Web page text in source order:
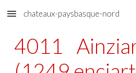
Skip to main content
chateaux-paysbasque-nord
4011